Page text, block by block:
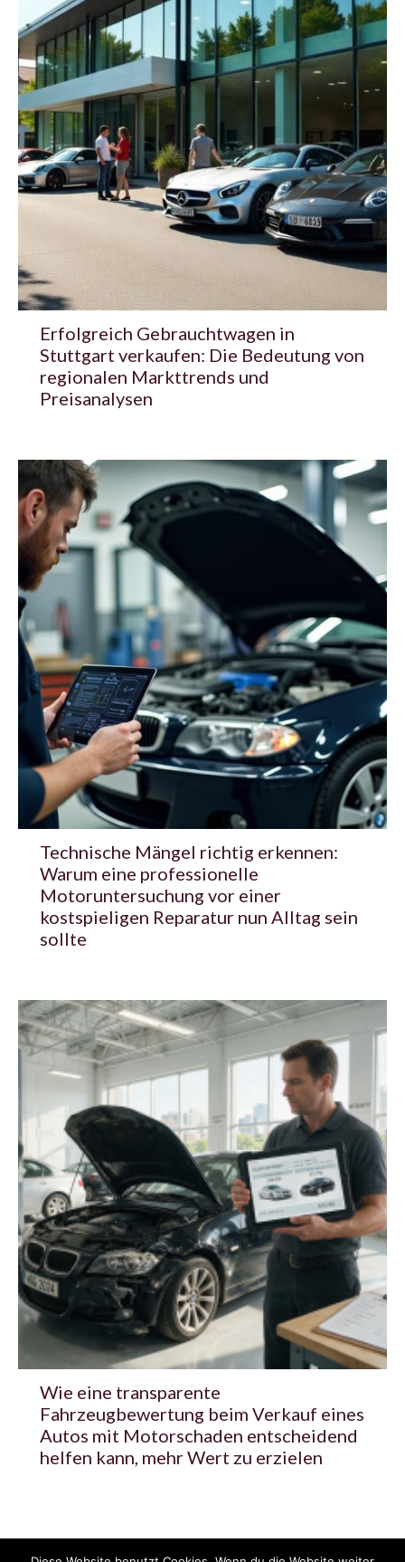
Erfolgreich Gebrauchtwagen in
Stuttgart verkaufen: Die Bedeutung von
regionalen Markttrends und
Preisanalysen
Technische Mängel richtig erkennen:
Warum eine professionelle
Motoruntersuchung vor einer
kostspieligen Reparatur nun Alltag sein
sollte
Wie eine transparente
Fahrzeugbewertung beim Verkauf eines
Autos mit Motorschaden entscheidend
helfen kann, mehr Wert zu erzielen